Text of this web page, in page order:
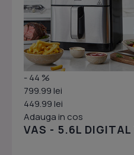
- 44 %
799.99 lei
449.99 lei
Adauga in cos
VAS - 5.6L DIGITAL